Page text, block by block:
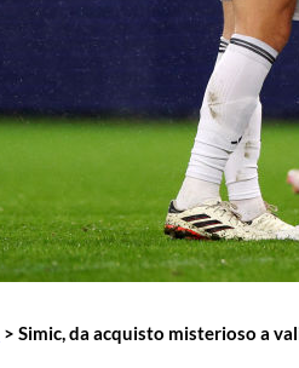
> Simic, da acquisto misterioso a